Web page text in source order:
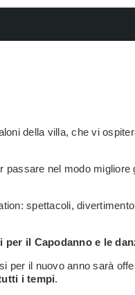
della villa, che vi
nel modo migliore
spettacoli,
per il Capodanno e le
per il nuovo anno sarà
i tempi.